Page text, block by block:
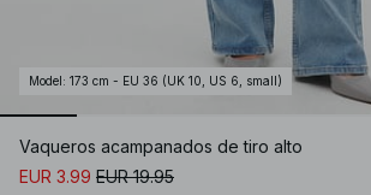
Model : 173 cm - EU 36 (UK 10, US 6, small)
Vaqueros acampanados de tiro alto
EUR 3.99 EUR 19.95